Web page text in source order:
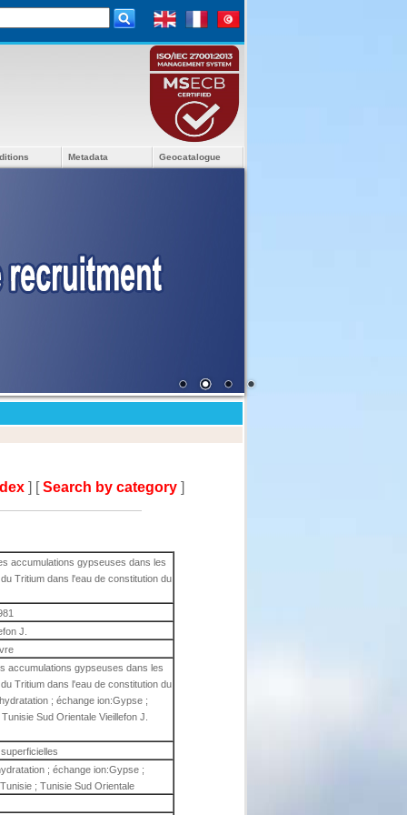
Metadata Geocatalogue
] [Search by category ]
accumulations gypseuses dans les
Tritium dans l'eau de constitution du
J.
accumulations gypseuses dans les
Tritium dans l'eau de constitution du
; échange ion:Gypse ;
Sud Orientale Vieillefon J.
; échange ion:Gypse ;
; Tunisie Sud Orientale